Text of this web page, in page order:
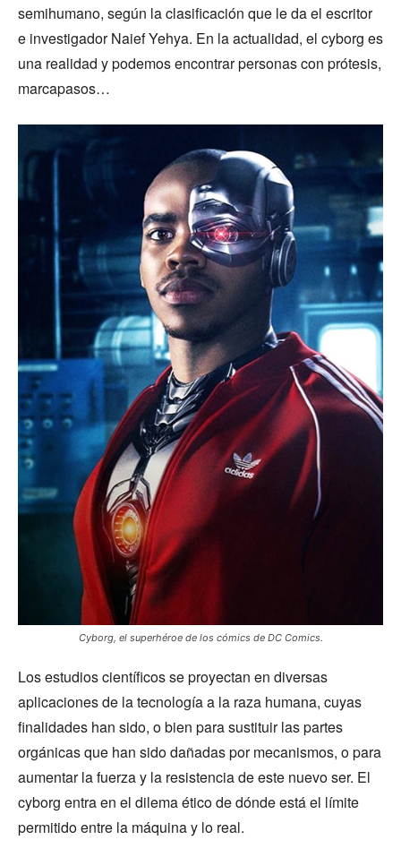
semihumano, según la clasificación que le da el escritor
e investigador Naief Yehya. En la actualidad, el cyborg es
una realidad y podemos encontrar personas con prótesis,
marcapasos…
Cyborg, el superhéroe de los cómics de DC Comics.
Los estudios científicos se proyectan en diversas
aplicaciones de la tecnología a la raza humana, cuyas
finalidades han sido, o bien para sustituir las partes
orgánicas que han sido dañadas por mecanismos, o para
aumentar la fuerza y la resistencia de este nuevo ser. El
cyborg entra en el dilema ético de dónde está el límite
permitido entre la máquina y lo real.